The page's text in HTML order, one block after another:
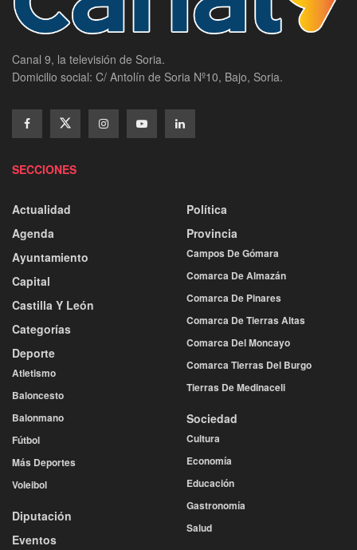
Canal 9, la televisión de Soria.
Domicilio social: C/ Antolín de Soria Nº10, Bajo, Soria.
SECCIONES
Actualidad
Agenda
Ayuntamiento
Capital
Castilla Y León
Categorías
Deporte
Atletismo
Baloncesto
Balonmano
Fútbol
Más Deportes
Voleibol
Diputación
Eventos
Política
Provincia
Campos De Gómara
Comarca De Almazán
Comarca De Pinares
Comarca De Tierras Altas
Comarca Del Moncayo
Comarca Tierras Del Burgo
Tierras De Medinaceli
Sociedad
Cultura
Economía
Educación
Gastronomía
Salud